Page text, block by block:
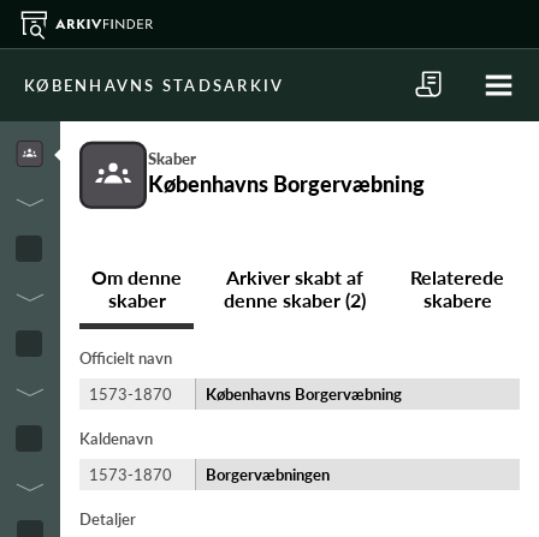
KØBENHAVNS STADSARKIV
Skaber
Københavns Borgervæbning
Om denne
skaber
Arkiver skabt af
denne skaber (2)
Relaterede
skabere
Officielt navn
1573-1870
Københavns Borgervæbning
Kaldenavn
1573-1870
Borgervæbningen
Detaljer